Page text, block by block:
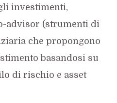
investimenti,
advisor (strumenti di
che propongono
basandosi su
di rischio e asset